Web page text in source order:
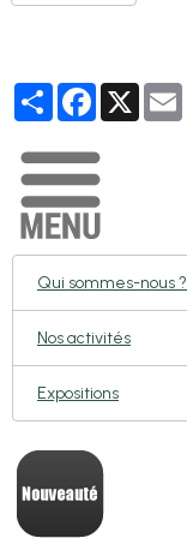
PartagerFacebook
X
Qui sommes-nous ?
Nos activités
Expositions